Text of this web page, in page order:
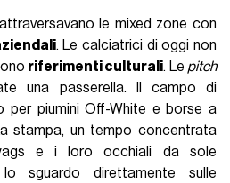
le mixed zone con
. Le calciatrici di oggi non
riferimenti culturali. Le pitch
una passerella. Il campo di
per piumini Off-White e borse a
stampa, un tempo concentrata
e i loro occhiali da sole
sguardo direttamente sulle